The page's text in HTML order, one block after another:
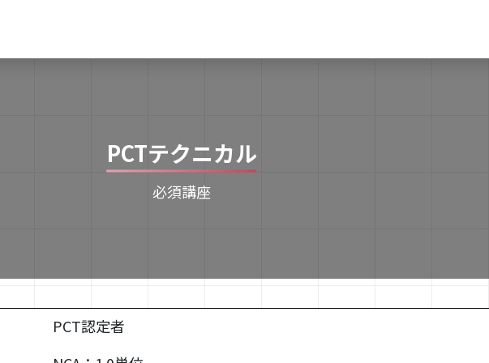
PCTテクニカル
必須講座
PCT認定者